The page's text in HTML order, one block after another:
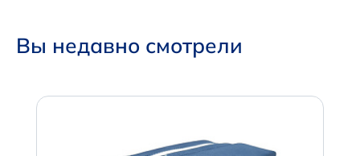
Вы недавно смотрели